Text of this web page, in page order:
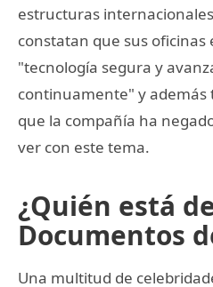
estructuras
constatan que sus
"tecnología segura y
continuamente" y
que la compañía ha
ver con este tema.
¿Quién está
Documentos
Una multitud de